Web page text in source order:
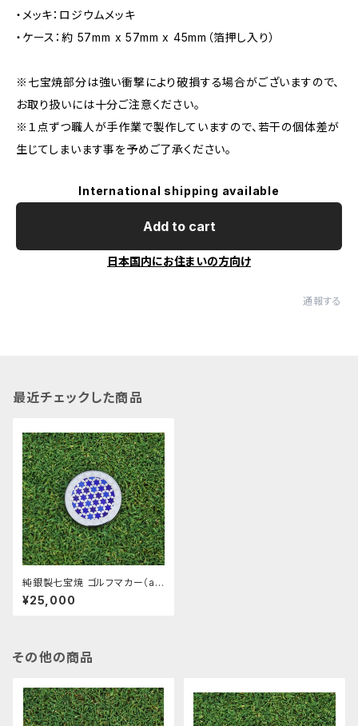
・メッキ：ロジウムメッキ
・ケース：約 57mm x 57mm x 45mm（箔押し入り）
※七宝焼部分は強い衝撃により破損する場合がございますので、
お取り扱いには十分ご注意ください。
※１点ずつ職人が手作業で製作していますので、若干の個体差が
生じてしまいます事を予めご了承ください。
International shipping available
Add to cart
日本国内にお住まいの方向け
通報する
最近チェックした商品
純銀製七宝焼 ゴルフマカー（a
o）
¥25,000
その他の商品